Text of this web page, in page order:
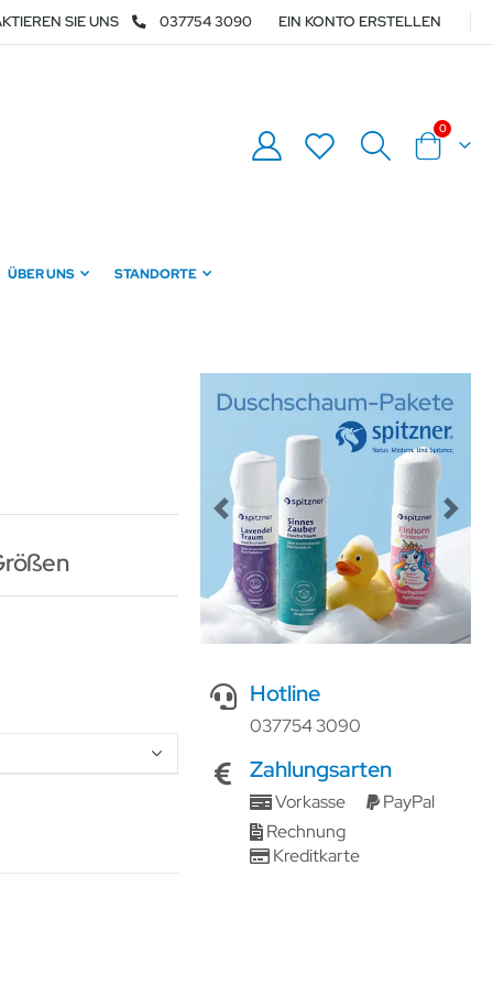
SIE UNS 037754 3090 EIN KONTO ERSTELLEN
Warenkorb
0Artikel
ÜBER UNS STANDORTE
Previous Next
Hotline
037754 3090
Zahlungsarten
Vorkasse
PayPal
Rechnung
Kreditkarte